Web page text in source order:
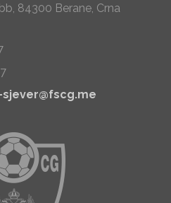
84300 Berane, Crna